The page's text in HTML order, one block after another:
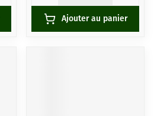
Ajouter au panier